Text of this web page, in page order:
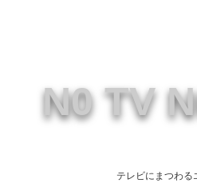
N0 TV
テレビにまつわる